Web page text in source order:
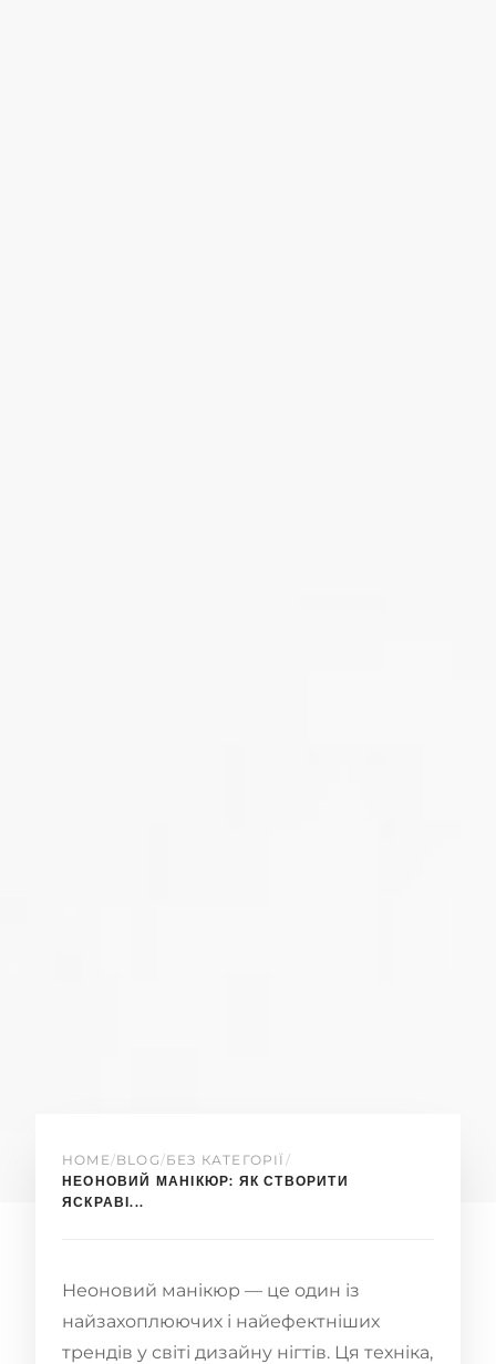
HOME /BLOG /БЕЗ КАТЕГОРІЇ /
НЕОНОВИЙ МАНІКЮР: ЯК СТВОРИТИ
ЯСКРАВІ...
Неоновий манікюр — це один із
найзахоплюючих і найефектніших
трендів у світі дизайну нігтів. Ця техніка,